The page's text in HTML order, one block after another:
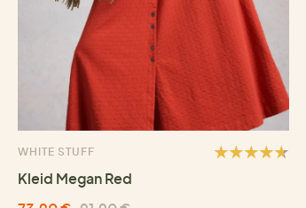
WHITE STUFF
Kleid Megan Red